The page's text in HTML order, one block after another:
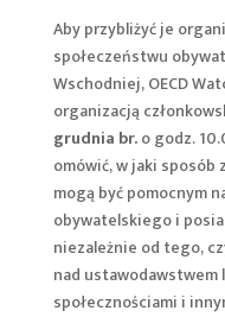
Aby przybliżyć je
społeczeństwu
Wschodniej, OECD
organizacją
grudnia br.o godz.
omówić, w jaki sposób
mogą być pomocnym
obywatelskiego i
niezależnie od tego,
nad ustawodawstwem
społecznościami i